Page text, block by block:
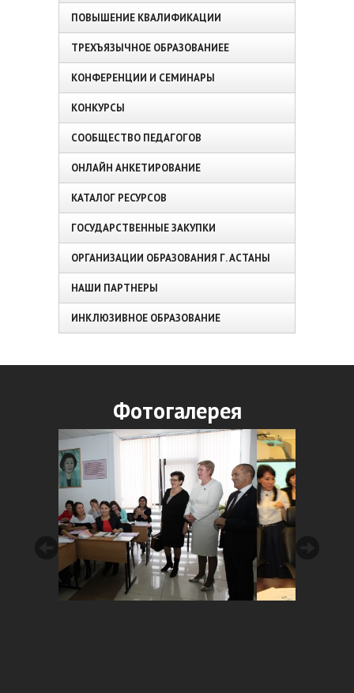
ПОВЫШЕНИЕ КВАЛИФИКАЦИИ
ТРЕХЪЯЗЫЧНОЕ ОБРАЗОВАНИЕЕ
КОНФЕРЕНЦИИ И СЕМИНАРЫ
КОНКУРСЫ
СООБЩЕСТВО ПЕДАГОГОВ
ОНЛАЙН АНКЕТИРОВАНИЕ
КАТАЛОГ РЕСУРСОВ
ГОСУДАРСТВЕННЫЕ ЗАКУПКИ
ОРГАНИЗАЦИИ ОБРАЗОВАНИЯ Г. АСТАНЫ
НАШИ ПАРТНЕРЫ
ИНКЛЮЗИВНОЕ ОБРАЗОВАНИЕ
Фотогалерея